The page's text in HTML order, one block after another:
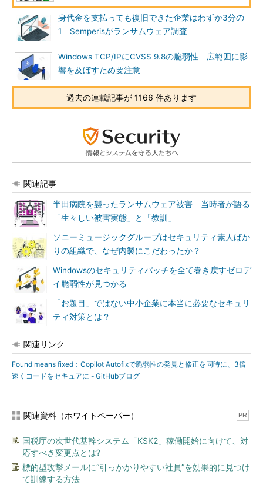
身代金を支払っても復旧できた企業はわずか3分の
1 Semperisがランサムウェア調査
Windows TCP/IPにCVSS 9.8の脆弱性 広範囲に影
響を及ぼすため要注意
過去の連載記事が 1166 件あります
関連記事
半田病院を襲ったランサムウェア被害 当時者が語る
「生々しい被害実態」と「教訓」
ソニーミュージックグループはセキュリティ素人ばか
りの組織で、なぜ内製にこだわったか？
Windowsのセキュリティパッチを全て巻き戻すゼロデ
イ脆弱性が見つかる
「お題目」ではない中小企業に本当に必要なセキュリ
ティ対策とは？
関連リンク
Found means fixed：Copilot Autofixで脆弱性の発見と修正を同時に、3倍
速くコードをセキュアに - GitHubブログ
関連資料（ホワイトペーパー） PR
国税庁の次世代基幹システム「KSK2」稼働開始に向けて、対
応すべき変更点とは?
標的型攻撃メールに“引っかかりやすい社員”を効果的に見つけ
て訓練する方法